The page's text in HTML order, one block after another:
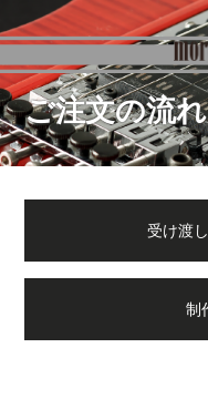
ご注文の流れ
受け渡
制